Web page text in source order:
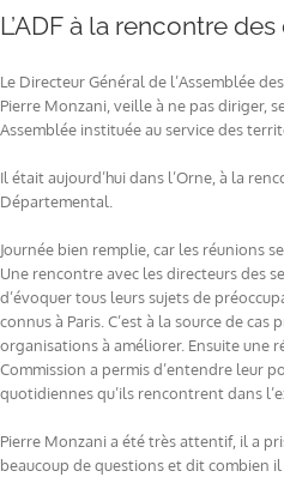
L’ADF à la rencontre
Le Directeur Général de l’Assemblée
Pierre Monzani, veille à ne pas diriger,
Assemblée instituée au service des
Il était aujourd’hui dans l’Orne, à la
Départemental.
Journée bien remplie, car les réunions
Une rencontre avec les directeurs des
d’évoquer tous leurs sujets de
connus à Paris. C’est à la source de cas
organisations à améliorer. Ensuite une
Commission a permis d’entendre leur
quotidiennes qu’ils rencontrent dans
Pierre Monzani a été très attentif, il a
beaucoup de questions et dit combien